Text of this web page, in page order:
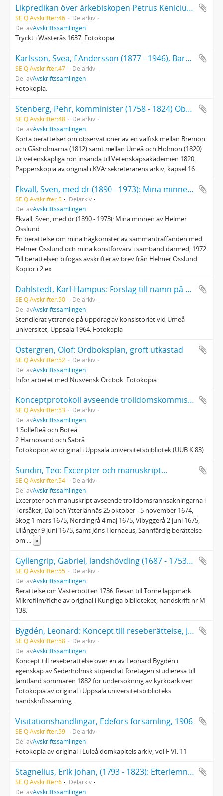
Likpredikan över ärkebiskopen Petrus Kenicius, den 28 februari 1636
SE Q Avskrifter:46
Delarkiv
Del avAvskriftssamlingen
Tryckt i Wästerås 1637. Fotokopia.
Karlsson, Svea, f Andersson (1877 - 1946), Barndomsminnen från Umeå på 1880-90-talen jämte några Degerforsminnen i början av 1900-talet
SE Q Avskrifter:47
Delarkiv
Del avAvskriftssamlingen
Fotokopia.
Stenberg, Pehr, komminister (1758 - 1824) Observationer av en valfisk
SE Q Avskrifter:48
Delarkiv
Del avAvskriftssamlingen
Korta berättelser om observationer av en valfisk mellan Bremön
och Gåsholmarna (1812) samt mellan Umeå och Holmön (1820).
Ur vetenskapliga rön insända till Vetenskapsakademien 1820.
Papperskopia av original i KVA: sekreterarens arkiv, kapsel 16.
Ekvall, Sven, med dr (1890 - 1973): Mina minnen av Helmer Osslund
SE Q Avskrifter:5
Delarkiv
Del avAvskriftssamlingen
Ekvall, Sven, med dr (1890 - 1973): Mina minnen av Helmer
Osslund
En berättelse om mina hågkomster av sammanträffanden med
Helmer Osslund och mina konstförvärv i samband därmed, 1972.
Till berättelsen bifogas avskrifter av brev från Helmer Osslund.
Kopior i 2 ex
Dahlstedt, Karl-Hampus: Förslag till namn på sex gator i Umeå universitetsområde
SE Q Avskrifter:50
Delarkiv
Del avAvskriftssamlingen
Stencilerat yttrande på uppdrag av konsistoriet vid Umeå
universitet, Uppsala 1964. Fotokopia
Östergren, Olof: Ordboksplan, groft utkastad
SE Q Avskrifter:52
Delarkiv
Del avAvskriftssamlingen
Inför arbetet med Nusvensk Ordbok. Fotokopia.
Konceptprotokoll avseende trolldomskommissionen i Ångermanland 1674
SE Q Avskrifter:53
Delarkiv
Del avAvskriftssamlingen
1 Sollefteå och Boteå.
2 Härnösand och Säbrå.
Fotokopior av original i Uppsala universitetsbibliotek (UUB K 83)
Sundin, Teo: Excerpter och manuskript...
SE Q Avskrifter:54
Delarkiv
Del avAvskriftssamlingen
Excerpter och manuskript avseende trolldomsrannsakningarna i
Torsåker, Dal och Ytterlännäs 25 oktober - 5 november 1674,
Skog 1 mars 1675, Nordingrå 4 maj 1675, Vibyggerå 2 juni 1675,
Ullånger 9 juni 1675, samt Jöns Hornaeus, Sannfärdig berättelse
om ... »
Gyllengrip, Gabriel, landshövding (1687 - 1753) Berättelse om Västerbotten 1736 m.m.
SE Q Avskrifter:55
Delarkiv
Del avAvskriftssamlingen
Berättelse om Västerbotten 1736. Resan till Torne lappmark.
Mikrofilm/fiche av original i Kungliga biblioteket, handskrift nr M
138.
Bygdén, Leonard: Koncept till reseberättelse, Jämtland 1882
SE Q Avskrifter:58
Delarkiv
Del avAvskriftssamlingen
Koncept till reseberättelse över en av Leonard Bygdén i
egenskap av Sederholmsk stipendiat företagen studieresa till
Jämtland sommaren 1882 för undersökning av kyrkoarkiven.
Fotokopia av original i Uppsala universitetsbiblioteks
handskriftssamling.
Visitationshandlingar, Edefors församling, 1906
SE Q Avskrifter:59
Delarkiv
Del avAvskriftssamlingen
Fotokopia av original i Luleå domkapitels arkiv, vol F VI: 11
Stagnelius, Erik Johan, (1793 - 1823): Efterlemnade skrifter, manuskript
SE Q Avskrifter:6
Delarkiv
Del avAvskriftssamlingen